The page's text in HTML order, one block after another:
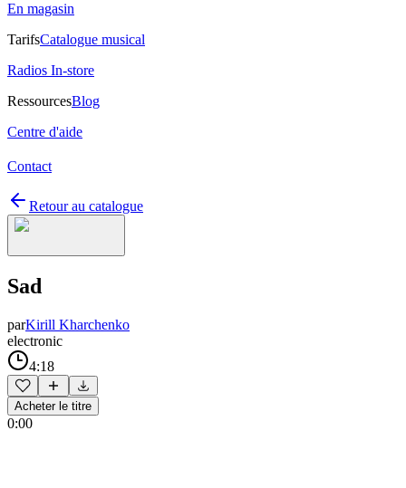
En magasin
TarifsCatalogue musical
Radios In-store
RessourcesBlog
Centre d'aide
Contact
Retour au catalogue
Sad
parKirill Kharchenko
electronic
4:18
Acheter le titre
0:00